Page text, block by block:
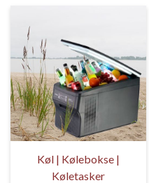
Køl | Kølebokse |
Køletasker